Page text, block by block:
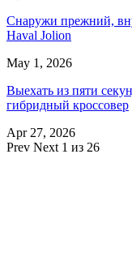
Снаружи прежний,
Haval Jolion
May 1, 2026
Выехать из пяти
гибридный кроссовер
Apr 27, 2026
Prev Next 1 из 26